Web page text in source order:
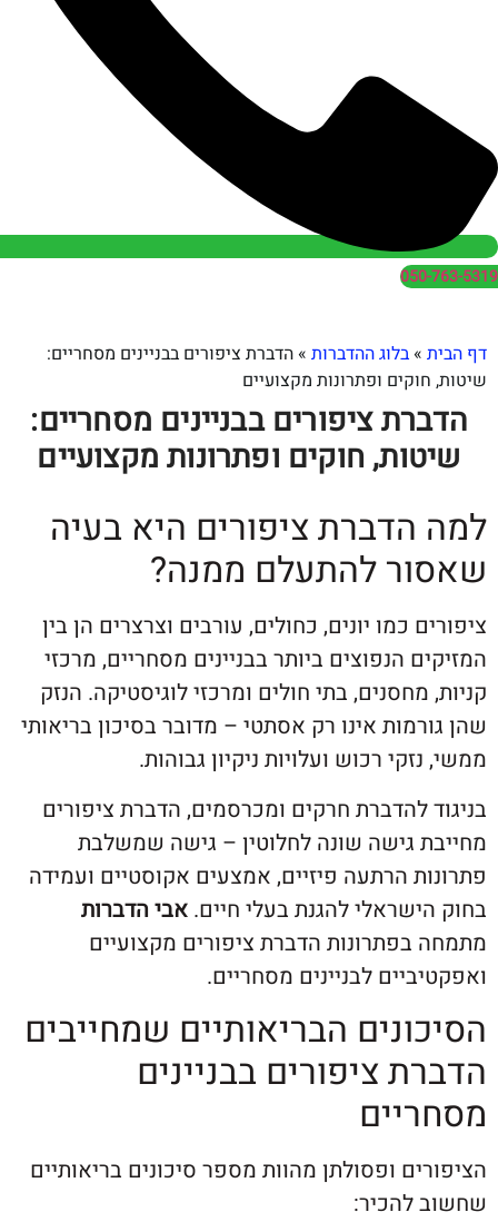
»בלוג ההדברות»הדברת ציפורים בבניינים מסחריים:
ופתרונות מקצועיים
ציפורים בבניינים מסחריים:
חוקים ופתרונות מקצועיים
ציפורים היא בעיה
להתעלם ממנה?
כמו יונים, כחולים, עורבים וצרצרים הן בין
הנפוצים ביותר בבניינים מסחריים, מרכזי
בתי חולים ומרכזי לוגיסטיקה. הנזק
אינו רק אסתטי – מדובר בסיכון בריאותי
רכוש ועלויות ניקיון גבוהות.
להדברת חרקים ומכרסמים, הדברת ציפורים
גישה שונה לחלוטין – גישה שמשלבת
הרתעה פיזיים, אמצעים אקוסטיים ועמידה
להגנת בעלי חיים.אבי הדברות
הדברת ציפורים מקצועיים
לבניינים מסחריים.
הבריאותיים שמחייבים
ציפורים בבניינים
ופסולתן מהוות מספר סיכונים בריאותיים